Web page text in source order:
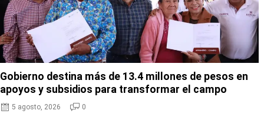
Gobierno destina más de 13.4 millones de pesos en
apoyos y subsidios para transformar el campo
5 agosto, 2026 0